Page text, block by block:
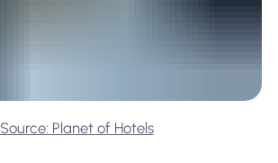
Source: Planet of Hotels